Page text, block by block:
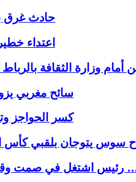
حادث غرق
اعتداء
أمام وزارة الثقافة
سائح مغربي
كسر الحواجز
سوس يتوجان بلقبي
رئيس اشتغل في صمت